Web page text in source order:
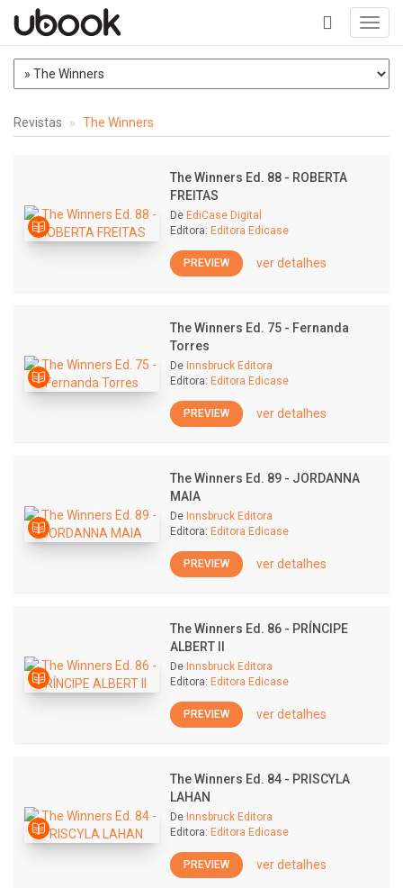
+
Revistas The Winners
The Winners Ed. 88 - ROBERTA
FREITAS
De EdiCase Digital
Editora: Editora Edicase
PREVIEW ver detalhes
The Winners Ed. 75 - Fernanda
Torres
De Innsbruck Editora
Editora: Editora Edicase
PREVIEW ver detalhes
The Winners Ed. 89 - JORDANNA
MAIA
De Innsbruck Editora
Editora: Editora Edicase
PREVIEW ver detalhes
The Winners Ed. 86 - PRÍNCIPE
ALBERT II
De Innsbruck Editora
Editora: Editora Edicase
PREVIEW ver detalhes
The Winners Ed. 84 - PRISCYLA
LAHAN
De Innsbruck Editora
Editora: Editora Edicase
PREVIEW ver detalhes